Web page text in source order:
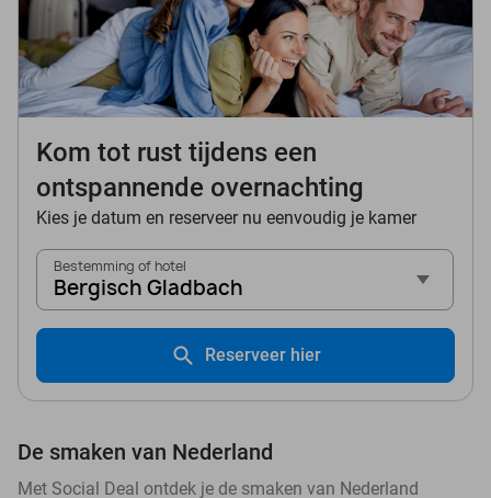
Kom tot rust tijdens een
ontspannende overnachting
Kies je datum en reserveer nu eenvoudig je kamer
Bestemming of hotel
Bergisch Gladbach
Reserveer hier
De smaken van Nederland
Met Social Deal ontdek je de smaken van Nederland